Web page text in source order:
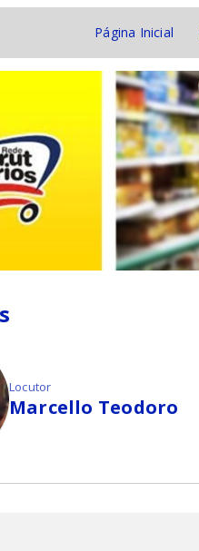
Página Inicial
Locutor
Marcello Teodoro